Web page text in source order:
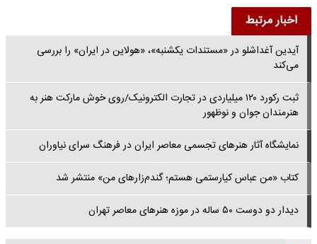
اخبار مرتبط
آیدین آغداشلو در «مستندات یکشنبه»، «هولاین در ایران» را بررسی
می‌کند
ثبت رکورد ۱۲۰ میلیاردی در تجارت الکترونیک/روی خوش مارکت هنر به
هنرمندان جوان و نوظهور
نمایشگاه آثار هنرهای تجسمی معاصر ایران در فرهنگ سرای نیاوران
کتاب «من عباس کیارستمی هستم؛ گندم‌زارهای من» منتشر شد
دیدار دو دوست ۵۰ ساله در موزه هنر‌های معاصر تهران